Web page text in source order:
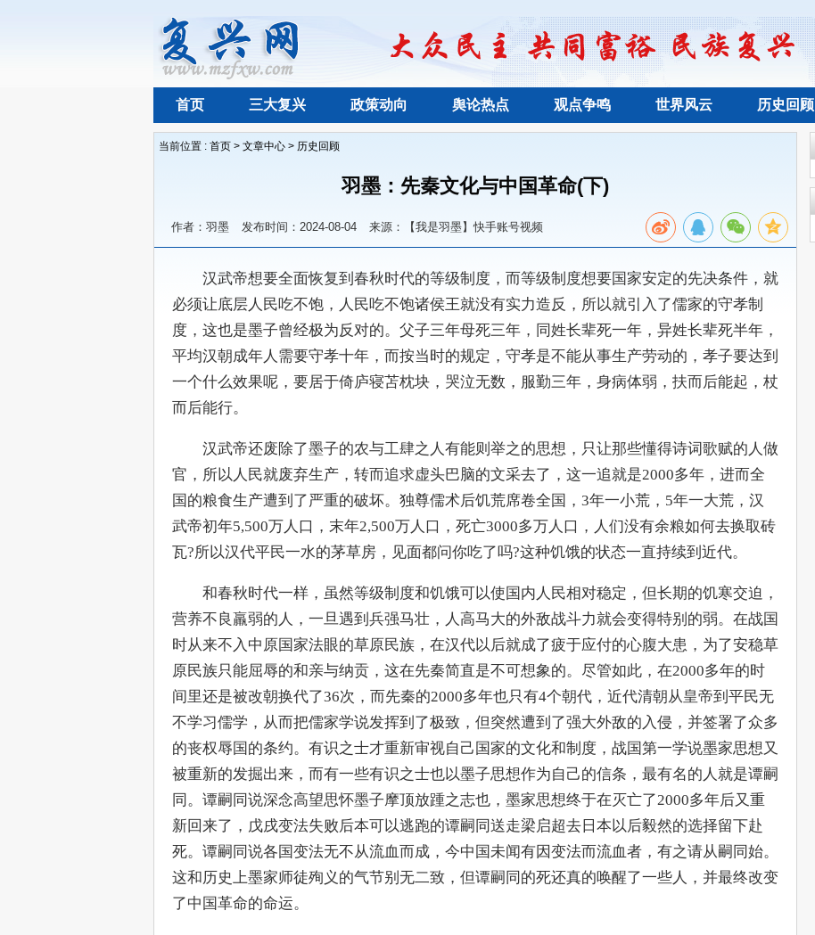
首页 三大复兴 政策动向 舆论热点 观点争鸣 世界风云 历史回顾
当前位置 : 首页 > 文章中心 > 历史回顾
羽墨：先秦文化与中国革命(下)
作者：羽墨 发布时间：2024-08-04 来源：【我是羽墨】快手账号视频
汉武帝想要全面恢复到春秋时代的等级制度，而等级制度想要国家安定的先决条件，就
必须让底层人民吃不饱，人民吃不饱诸侯王就没有实力造反，所以就引入了儒家的守孝制
度，这也是墨子曾经极为反对的。父子三年母死三年，同姓长辈死一年，异姓长辈死半年，
平均汉朝成年人需要守孝十年，而按当时的规定，守孝是不能从事生产劳动的，孝子要达到
一个什么效果呢，要居于倚庐寝苫枕块，哭泣无数，服勤三年，身病体弱，扶而后能起，杖
而后能行。
汉武帝还废除了墨子的农与工肆之人有能则举之的思想，只让那些懂得诗词歌赋的人做
官，所以人民就废弃生产，转而追求虚头巴脑的文采去了，这一追就是2000多年，进而全
国的粮食生产遭到了严重的破坏。独尊儒术后饥荒席卷全国，3年一小荒，5年一大荒，汉
武帝初年5,500万人口，末年2,500万人口，死亡3000多万人口，人们没有余粮如何去换取砖
瓦?所以汉代平民一水的茅草房，见面都问你吃了吗?这种饥饿的状态一直持续到近代。
和春秋时代一样，虽然等级制度和饥饿可以使国内人民相对稳定，但长期的饥寒交迫，
营养不良羸弱的人，一旦遇到兵强马壮，人高马大的外敌战斗力就会变得特别的弱。在战国
时从来不入中原国家法眼的草原民族，在汉代以后就成了疲于应付的心腹大患，为了安稳草
原民族只能屈辱的和亲与纳贡，这在先秦简直是不可想象的。尽管如此，在2000多年的时
间里还是被改朝换代了36次，而先秦的2000多年也只有4个朝代，近代清朝从皇帝到平民无
不学习儒学，从而把儒家学说发挥到了极致，但突然遭到了强大外敌的入侵，并签署了众多
的丧权辱国的条约。有识之士才重新审视自己国家的文化和制度，战国第一学说墨家思想又
被重新的发掘出来，而有一些有识之士也以墨子思想作为自己的信条，最有名的人就是谭嗣
同。谭嗣同说深念高望思怀墨子摩顶放踵之志也，墨家思想终于在灭亡了2000多年后又重
新回来了，戊戌变法失败后本可以逃跑的谭嗣同送走梁启超去日本以后毅然的选择留下赴
死。谭嗣同说各国变法无不从流血而成，今中国未闻有因变法而流血者，有之请从嗣同始。
这和历史上墨家师徒殉义的气节别无二致，但谭嗣同的死还真的唤醒了一些人，并最终改变
了中国革命的命运。